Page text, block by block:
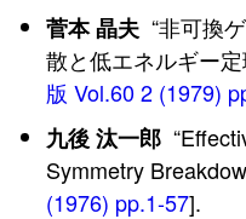
菅本 晶夫“非可換
散と低エネルギー
版 Vol.60 2 (1979)
九後 汰一郎
Symmetry
(1976) pp.1-57].